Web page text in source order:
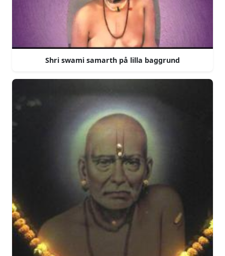
Shri swami samarth på lilla baggrund